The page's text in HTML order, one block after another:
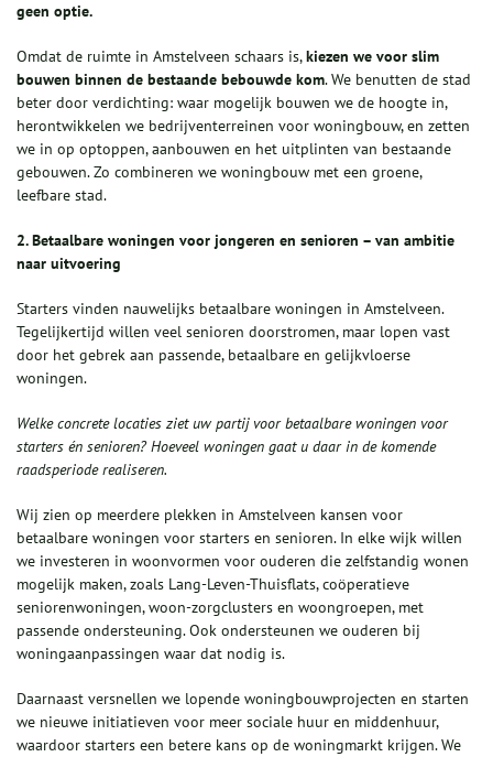
geen optie.
Omdat de ruimte in Amstelveen schaars is,kiezen we voor slim
bouwen binnen de bestaande bebouwde kom. We benutten de stad
beter door verdichting: waar mogelijk bouwen we de hoogte in,
herontwikkelen we bedrijventerreinen voor woningbouw, en zetten
we in op optoppen, aanbouwen en het uitplinten van bestaande
gebouwen. Zo combineren we woningbouw met een groene,
leefbare stad.
2. Betaalbare woningen voor jongeren en senioren – van ambitie
naar uitvoering
Starters vinden nauwelijks betaalbare woningen in Amstelveen.
Tegelijkertijd willen veel senioren doorstromen, maar lopen vast
door het gebrek aan passende, betaalbare en gelijkvloerse
woningen.
Welke concrete locaties ziet uw partij voor betaalbare woningen voor
starters én senioren? Hoeveel woningen gaat u daar in de komende
raadsperiode realiseren.
Wij zien op meerdere plekken in Amstelveen kansen voor
betaalbare woningen voor starters en senioren. In elke wijk willen
we investeren in woonvormen voor ouderen die zelfstandig wonen
mogelijk maken, zoals Lang-Leven-Thuisflats, coöperatieve
seniorenwoningen, woon-zorgclusters en woongroepen, met
passende ondersteuning. Ook ondersteunen we ouderen bij
woningaanpassingen waar dat nodig is.
Daarnaast versnellen we lopende woningbouwprojecten en starten
we nieuwe initiatieven voor meer sociale huur en middenhuur,
waardoor starters een betere kans op de woningmarkt krijgen. We